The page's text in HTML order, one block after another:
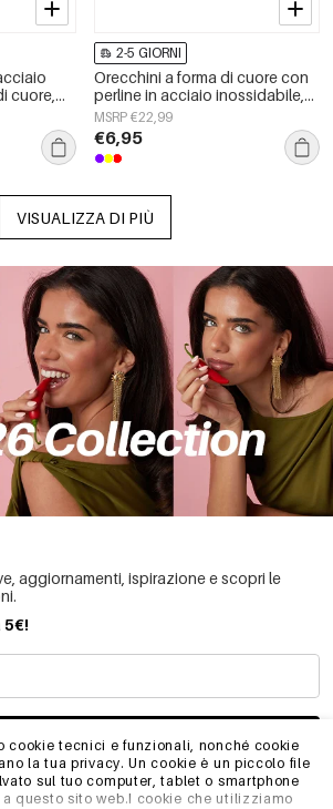
cookie tecnici e funzionali, nonché cookie
la tua privacy. Un cookie è un piccolo file
sul tuo computer, tablet o smartphone
questo sito web.I cookie che utilizziamo
cuore,
2-5 GIORNI
Orecchini a forma di cuore con
perline in acciaio inossidabile,
semplici, della serie Daily
Simple, gioielli da donna.
MSRP €22,99
€6,95
VISUALIZZA DI PIÙ
aggiornamenti, ispirazione e scopri le
5€!
MI STO REGISTRANDO